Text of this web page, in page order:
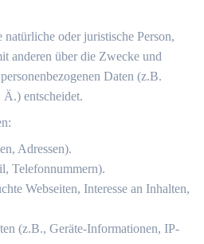
oder juristische Person,
anderen über die Zwecke und
Daten (z.B.
entscheidet.
Adressen).
Telefonnummern).
Webseiten, Interesse an Inhalten,
(z.B., Geräte-Informationen, IP-